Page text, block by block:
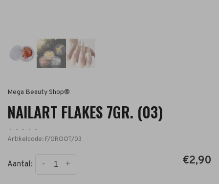
Mega Beauty Shop®
NAILART FLAKES 7GR. (03)
• • • •
•
Artikelcode: F/GROOT/03
Aantal: +
- €2,90